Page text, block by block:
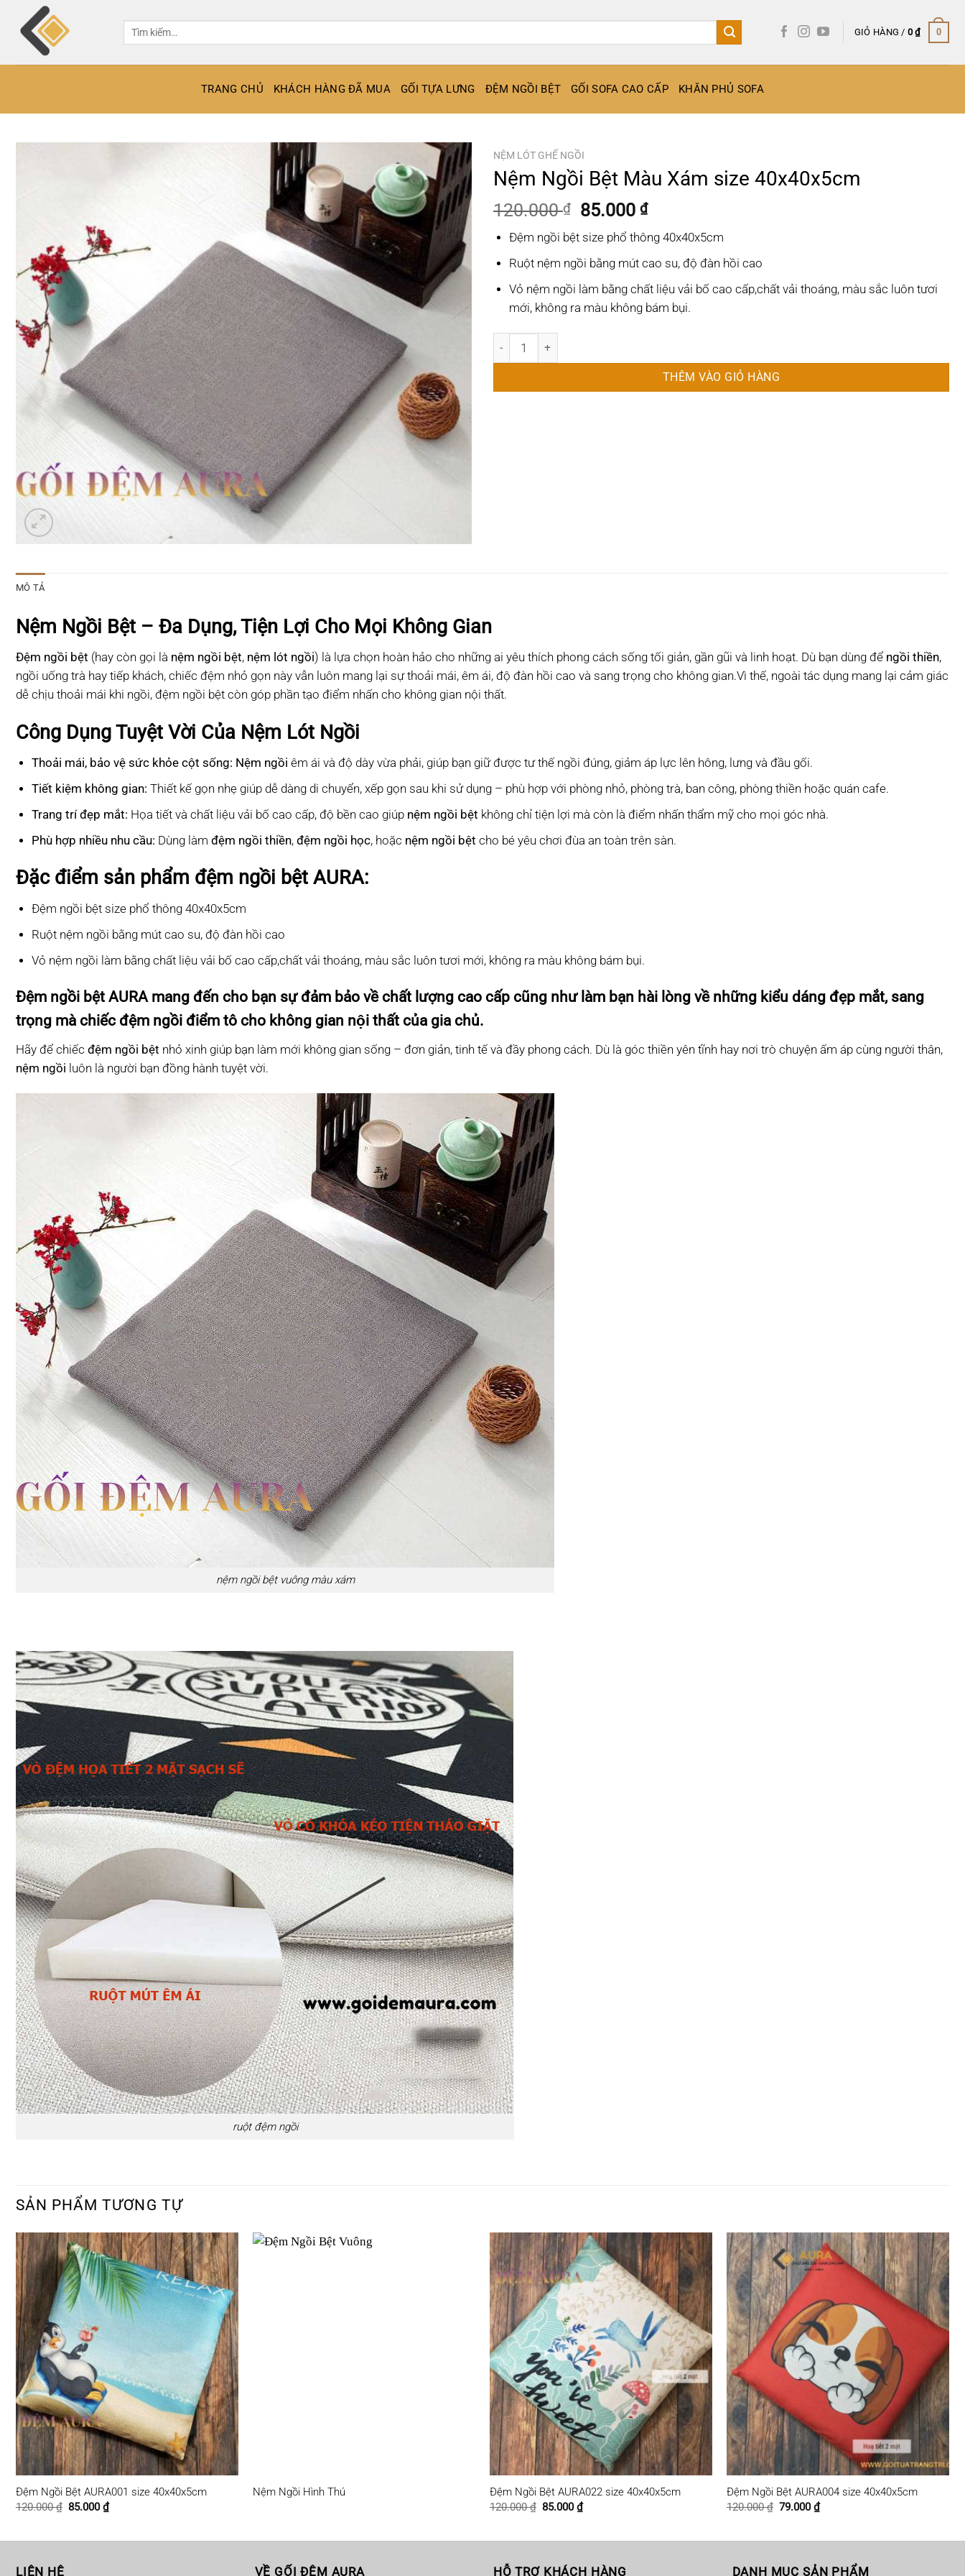
dung
Tìm
GIỎ HÀNG / 0₫ 0
TRANG CHỦ KHÁCH HÀNG ĐÃ MUA GỐI TỰA LƯNG ĐỆM NGỒI BỆT GỐI SOFA CAO CẤP KHĂN PHỦ SOFA
NỆM LÓT GHẾ NGỒI
Nệm Ngồi Bệt Màu Xám size 40x40x5cm
120.000₫
Giá
gốc
là:
120.000 ₫.
85.000₫Giá
tại
là:
85.000 ₫.
Đệm ngồi bệt size phổ thông 40x40x5cm
Ruột nệm ngồi bằng mút cao su, độ đàn hồi cao
Vỏ nệm ngồi làm bằng chất liệu vải bố cao cấp,chất vải thoáng, màu sắc luôn tươi
mới, không ra màu không bám bụi.
THÊM VÀO GIỎ HÀNG
MÔ TẢ
Nệm Ngồi Bệt – Đa Dụng, Tiện Lợi Cho Mọi Không Gian
Đệm ngồi bệt (hay còn gọi là nệm ngồi bệt, nệm lót ngồi) là lựa chọn hoàn hảo cho những ai yêu thích phong cách sống tối giản, gần gũi và linh hoạt. Dù bạn dùng để ngồi thiền,
ngồi uống trà hay tiếp khách, chiếc đệm nhỏ gọn này vẫn luôn mang lại sự thoải mái, êm ái, độ đàn hồi cao và sang trọng cho không gian.Vì thế, ngoài tác dụng mang lại cảm giác
dễ chịu thoải mái khi ngồi, đệm ngồi bệt còn góp phần tạo điểm nhấn cho không gian nội thất.
Công Dụng Tuyệt Vời Của Nệm Lót Ngồi
Thoải mái, bảo vệ sức khỏe cột sống: Nệm ngồi êm ái và độ dày vừa phải, giúp bạn giữ được tư thế ngồi đúng, giảm áp lực lên hông, lưng và đầu gối.
Tiết kiệm không gian: Thiết kế gọn nhẹ giúp dễ dàng di chuyển, xếp gọn sau khi sử dụng – phù hợp với phòng nhỏ, phòng trà, ban công, phòng thiền hoặc quán cafe.
Trang trí đẹp mắt: Họa tiết và chất liệu vải bố cao cấp, độ bền cao giúp nệm ngồi bệt không chỉ tiện lợi mà còn là điểm nhấn thẩm mỹ cho mọi góc nhà.
Phù hợp nhiều nhu cầu: Dùng làm đệm ngồi thiền, đệm ngồi học, hoặc nệm ngồi bệt cho bé yêu chơi đùa an toàn trên sàn.
Đặc điểm sản phẩm đệm ngồi bệt AURA:
Đệm ngồi bệt size phổ thông 40x40x5cm
Ruột nệm ngồi bằng mút cao su, độ đàn hồi cao
Vỏ nệm ngồi làm bằng chất liệu vải bố cao cấp,chất vải thoáng, màu sắc luôn tươi mới, không ra màu không bám bụi.
Đệm ngồi bệt AURA mang đến cho bạn sự đảm bảo về chất lượng cao cấp cũng như làm bạn hài lòng về những kiểu dáng đẹp mắt, sang
trọng mà chiếc đệm ngồi điểm tô cho không gian nội thất của gia chủ.
Hãy để chiếc đệm ngồi bệt nhỏ xinh giúp bạn làm mới không gian sống – đơn giản, tinh tế và đầy phong cách. Dù là góc thiền yên tĩnh hay nơi trò chuyện ấm áp cùng người thân,
nệm ngồi luôn là người bạn đồng hành tuyệt vời.
nệm ngồi bệt vuông màu xám
ruột đệm ngồi
SẢN PHẨM TƯƠNG TỰ
Đệm Ngồi Bệt AURA001 size 40x40x5cm
120.000₫ Giá
85.000₫Giá
hiện
Nệm Ngồi Hình Thú
Đệm Ngồi Bệt AURA022 size 40x40x5cm
120.000₫ Giá
85.000₫Giá
hiện
Đệm Ngồi Bệt AURA004 size 40x40x5cm
120.000₫ Giá
79.000₫Giá
hiện
LIÊN HỆ VỀ GỐI ĐỆM AURA HỖ TRỢ KHÁCH HÀNG DANH MỤC SẢN PHẨM